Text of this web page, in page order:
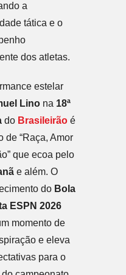
a
tática e o
dos atletas.
estelar
Linona 18ª
do Brasileirãoé
de “Raça, Amor
que ecoa pelo
e além. O
do Bola
ESPN 2026
momento de
e eleva
para o